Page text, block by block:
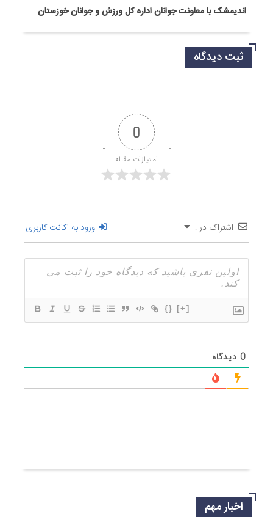
اندیمشک با معاونت جوانان اداره کل ورزش و جوانان خوزستان
ثبت دیدگاه
0
امتیازات مقاله
اشتراک در : ورود به اکانت کاربری
{} [+]
0 دیدگاه
اخبار مهم